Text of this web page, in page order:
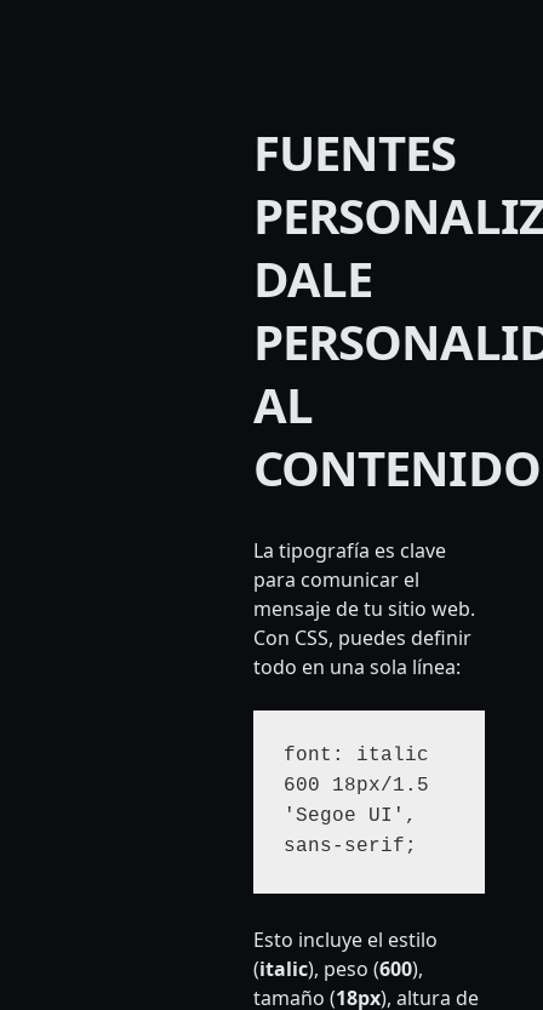
FUENTES
DALE
AL
CONTENIDO
La tipografía es clave
para comunicar el
mensaje de tu sitio web.
Con CSS, puedes definir
todo en una sola línea:
font: italic
600 18px/1.5
'Segoe UI',
sans-serif;
Esto incluye el estilo
(italic), peso (600),
tamaño (18px), altura de